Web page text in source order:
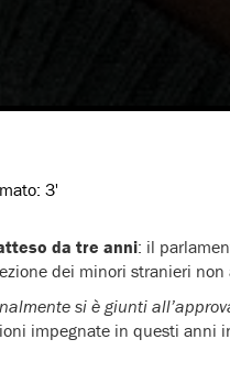
3'
da tre anni: il
dei minori stranieri
si è giunti
impegnate in questi anni